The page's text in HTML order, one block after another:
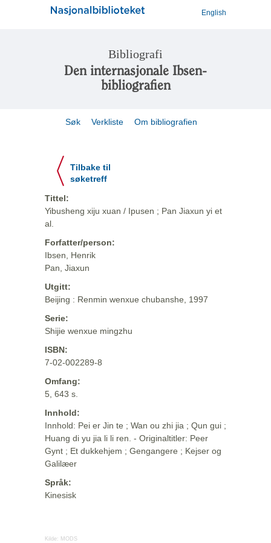
English
Bibliografi
Den internasjonale Ibsen-
bibliografien
Søk Verkliste Om bibliografien
Tilbake til
søketreff
Tittel:
Yibusheng xiju xuan / Ipusen ; Pan Jiaxun yi et
al.
Forfatter/person:
Ibsen, Henrik
Pan, Jiaxun
Utgitt:
Beijing : Renmin wenxue chubanshe, 1997
Serie:
Shijie wenxue mingzhu
ISBN:
7-02-002289-8
Omfang:
5, 643 s.
Innhold:
Innhold: Pei er Jin te ; Wan ou zhi jia ; Qun gui ;
Huang di yu jia li li ren. - Originaltitler: Peer
Gynt ; Et dukkehjem ; Gengangere ; Kejser og
Galilæer
Språk:
Kinesisk
Kilde: MODS